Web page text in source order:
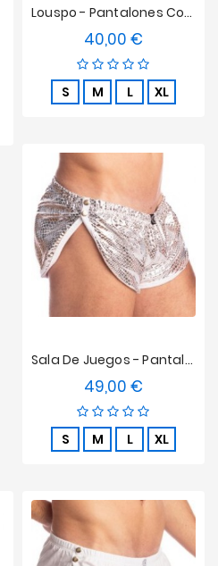
Louspo - Pantalones Cortos Con Pantalón L'Homme Invisible
40,00 €
S M L XL
Sala De Juegos - Pantalones Cortos De Striptease L'homme Invisible - Plata De La Pitón
49,00 €
S M L XL